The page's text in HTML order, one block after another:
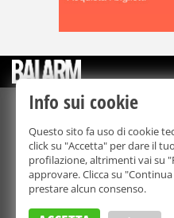
Bmedia Srl-
La riproduzione totale o
forma, su
Balarm.it è una testata
Tribunale di
Direttore
Info sui cookie
Questo sito fa uso di cookie
click su "Accetta" per dare il
profilazione, altrimenti vai su
approvare. Clicca su
prestare alcun consenso.